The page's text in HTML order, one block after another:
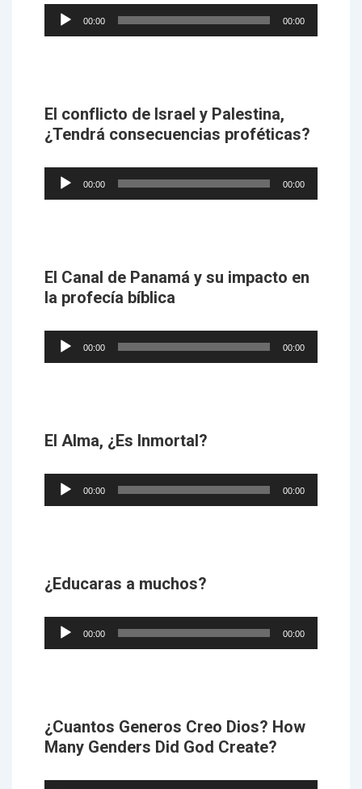
Audio
Player
00:00 00:00
El conflicto de Israel y Palestina,
¿Tendrá consecuencias proféticas?
Audio
Player
00:00 00:00
El Canal de Panamá y su impacto en
la profecía bíblica
Audio
Player
00:00 00:00
El Alma, ¿Es Inmortal?
Audio
Player
00:00 00:00
¿Educaras a muchos?
Audio
Player
00:00 00:00
¿Cuantos Generos Creo Dios? How
Many Genders Did God Create?